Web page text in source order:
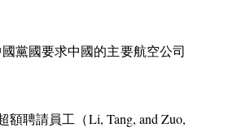
黨國要求中國的主要航空公司
額聘請員工（Li, Tang, and Zuo,